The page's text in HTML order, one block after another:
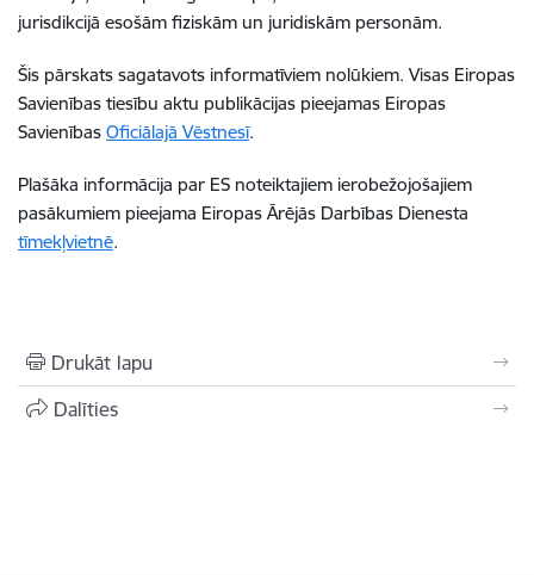
jurisdikcijā esošām fiziskām un juridiskām personām.
Šis pārskats sagatavots informatīviem nolūkiem. Visas Eiropas
Savienības tiesību aktu publikācijas pieejamas Eiropas
Savienības Oficiālajā Vēstnesī.
Plašāka informācija par ES noteiktajiem ierobežojošajiem
pasākumiem pieejama Eiropas Ārējās Darbības Dienesta
tīmekļvietnē.
Drukāt lapu
Dalīties